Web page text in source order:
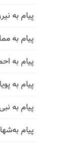
پیام به
پیام به
پیام به
پیام به پویان ۳۲۰
پیام به نبی ۹۸
پیام به‌شهاب ۷۱۰۹